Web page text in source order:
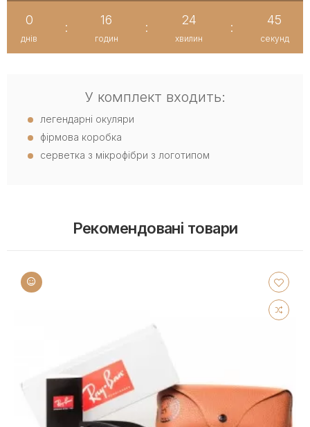
0
днів
:
16
годин
:
24
хвилин
:
44
секунд
У комплект входить:
легендарні окуляри
фірмова коробка
серветка з мікрофібри з логотипом
Рекомендовані товари